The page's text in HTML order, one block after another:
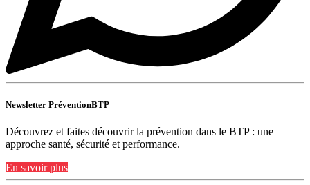
Newsletter PréventionBTP
Découvrez et faites découvrir la prévention dans le BTP : une
approche santé, sécurité et performance.
En savoir plus